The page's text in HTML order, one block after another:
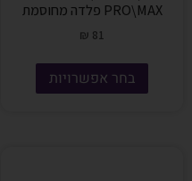
PRO\MAX פלדה מחוסמת
₪ 81
בחר אפשרויות